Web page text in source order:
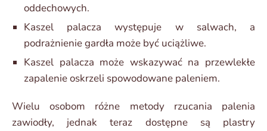
oddechowych.
Kaszel palacza występuje w salwach, a
podrażnienie gardła może być uciążliwe.
Kaszel palacza może wskazywać na przewlekłe
zapalenie oskrzeli spowodowane paleniem.
Wielu osobom różne metody rzucania palenia
zawiodły, jednak teraz dostępne są plastry